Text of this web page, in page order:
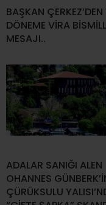
BAŞKAN ÇERKEZ’DEN
DÖNEME VİRA
MESAJI..
ADALAR SANIĞI ALEN
OHANNES
ÇÜRÜKSULU